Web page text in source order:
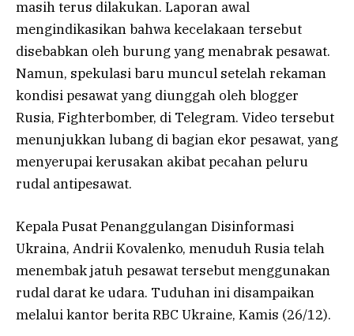
masih terus dilakukan. Laporan awal
mengindikasikan bahwa kecelakaan tersebut
disebabkan oleh burung yang menabrak pesawat.
Namun, spekulasi baru muncul setelah rekaman
kondisi pesawat yang diunggah oleh blogger
Rusia, Fighterbomber, di Telegram. Video tersebut
menunjukkan lubang di bagian ekor pesawat, yang
menyerupai kerusakan akibat pecahan peluru
rudal antipesawat.
Kepala Pusat Penanggulangan Disinformasi
Ukraina, Andrii Kovalenko, menuduh Rusia telah
menembak jatuh pesawat tersebut menggunakan
rudal darat ke udara. Tuduhan ini disampaikan
melalui kantor berita RBC Ukraine, Kamis (26/12).